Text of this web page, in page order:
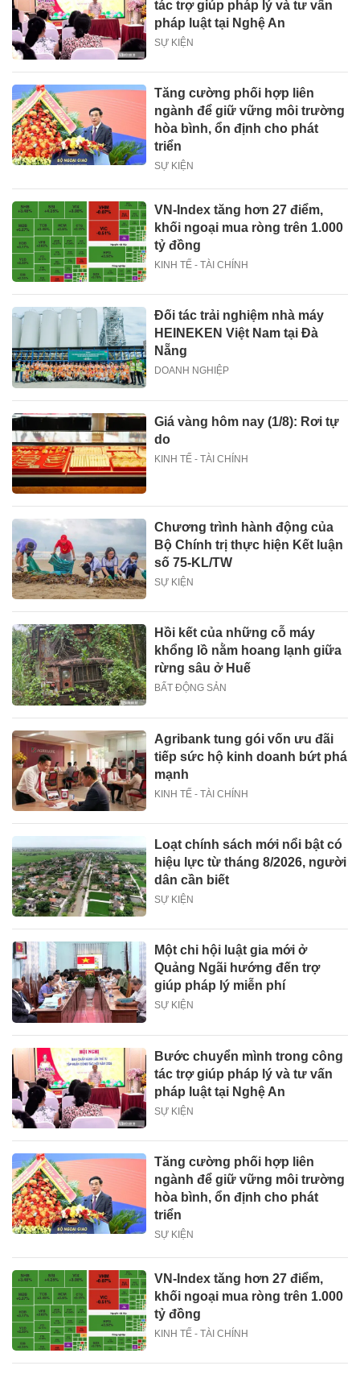
tác trợ giúp pháp lý và tư vấn
pháp luật tại Nghệ An
SỰ KIỆN
Tăng cường phối hợp liên
ngành để giữ vững môi trường
hòa bình, ổn định cho phát
triển
SỰ KIỆN
VN-Index tăng hơn 27 điểm,
khối ngoại mua ròng trên 1.000
tỷ đồng
KINH TẾ - TÀI CHÍNH
Đối tác trải nghiệm nhà máy
HEINEKEN Việt Nam tại Đà
Nẵng
DOANH NGHIỆP
Giá vàng hôm nay (1/8): Rơi tự
do
KINH TẾ - TÀI CHÍNH
Chương trình hành động của
Bộ Chính trị thực hiện Kết luận
số 75-KL/TW
SỰ KIỆN
Hồi kết của những cỗ máy
khổng lồ nằm hoang lạnh giữa
rừng sâu ở Huế
BẤT ĐỘNG SẢN
Agribank tung gói vốn ưu đãi
tiếp sức hộ kinh doanh bứt phá
mạnh
KINH TẾ - TÀI CHÍNH
Loạt chính sách mới nổi bật có
hiệu lực từ tháng 8/2026, người
dân cần biết
SỰ KIỆN
Một chi hội luật gia mới ở
Quảng Ngãi hướng đến trợ
giúp pháp lý miễn phí
SỰ KIỆN
Bước chuyển mình trong công
tác trợ giúp pháp lý và tư vấn
pháp luật tại Nghệ An
SỰ KIỆN
Tăng cường phối hợp liên
ngành để giữ vững môi trường
hòa bình, ổn định cho phát
triển
SỰ KIỆN
VN-Index tăng hơn 27 điểm,
khối ngoại mua ròng trên 1.000
tỷ đồng
KINH TẾ - TÀI CHÍNH